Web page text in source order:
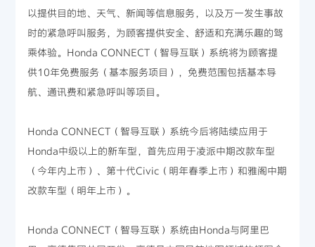
以提供目的地、天气、新闻等信息服务，以及万一发生事故
时的紧急呼叫服务，为顾客提供安全、舒适和充满乐趣的驾
乘体验。Honda CONNECT（智导互联）系统将为顾客提
供10年免费服务（基本服务项目），免费范围包括基本导
航、通讯费和紧急呼叫等项目。
Honda CONNECT（智导互联）系统今后将陆续应用于
Honda中级以上的新车型，首先应用于凌派中期改款车型
（今年内上市）、第十代Civic（明年春季上市）和雅阁中期
改款车型（明年上市）。
Honda CONNECT（智导互联）系统由Honda与阿里巴